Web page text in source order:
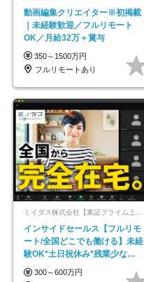
動画編集クリエイター※初掲載
｜未経験歓迎／フルリモート
OK／月給32万＋賞与
350～1500万円
フルリモートあり
ミイダス株式会社【東証プライム上場パーソルグループ】
インサイドセールス【フルリモ
ート/全国どこでも働ける】未経
験OK*土日祝休み*残業少なめ*
在宅勤務手当あり
300～600万円